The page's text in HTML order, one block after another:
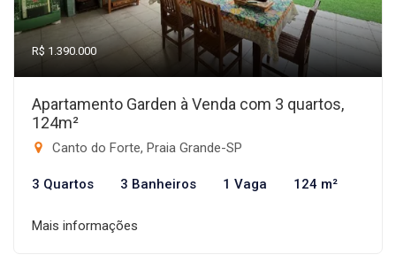
R$ 1.390.000
Apartamento Garden à Venda com 3 quartos,
124m²
Canto do Forte, Praia Grande-SP
3 Quartos 3 Banheiros 1 Vaga 124 m²
Mais informações